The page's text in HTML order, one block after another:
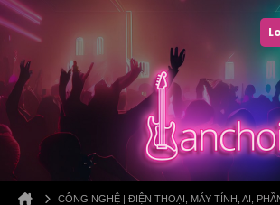
CÔNG NGHỆ | ĐIỆN THOẠI, MÁY TÍNH, AI,